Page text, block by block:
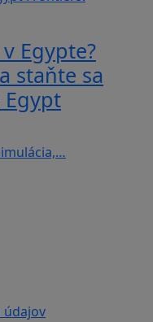
Egypte?
staňte sa
údajov